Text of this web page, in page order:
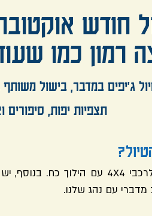
חודש אוקטובר: 22-23/
רמון כמו
ג'יפים במדבר, בישול
תצפיות יפות, סיפורים
עם נהג שלנו.